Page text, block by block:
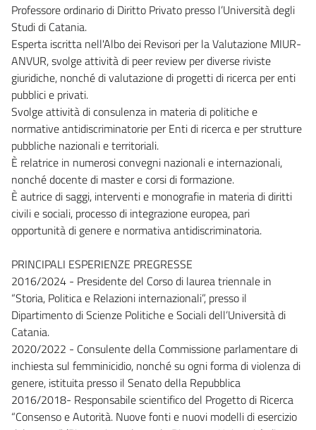
Professore ordinario di Diritto Privato presso l’Università degli
Studi di Catania.
Esperta iscritta nell'Albo dei Revisori per la Valutazione MIUR-
ANVUR, svolge attività di peer review per diverse riviste
giuridiche, nonché di valutazione di progetti di ricerca per enti
pubblici e privati.
Svolge attività di consulenza in materia di politiche e
normative antidiscriminatorie per Enti di ricerca e per strutture
pubbliche nazionali e territoriali.
È relatrice in numerosi convegni nazionali e internazionali,
nonché docente di master e corsi di formazione.
È autrice di saggi, interventi e monografie in materia di diritti
civili e sociali, processo di integrazione europea, pari
opportunità di genere e normativa antidiscriminatoria.
PRINCIPALI ESPERIENZE PREGRESSE
2016/2024 - Presidente del Corso di laurea triennale in
“Storia, Politica e Relazioni internazionali”, presso il
Dipartimento di Scienze Politiche e Sociali dell’Università di
Catania.
2020/2022 - Consulente della Commissione parlamentare di
inchiesta sul femminicidio, nonché su ogni forma di violenza di
genere, istituita presso il Senato della Repubblica
2016/2018- Responsabile scientifico del Progetto di Ricerca
“Consenso e Autorità. Nuove fonti e nuovi modelli di esercizio